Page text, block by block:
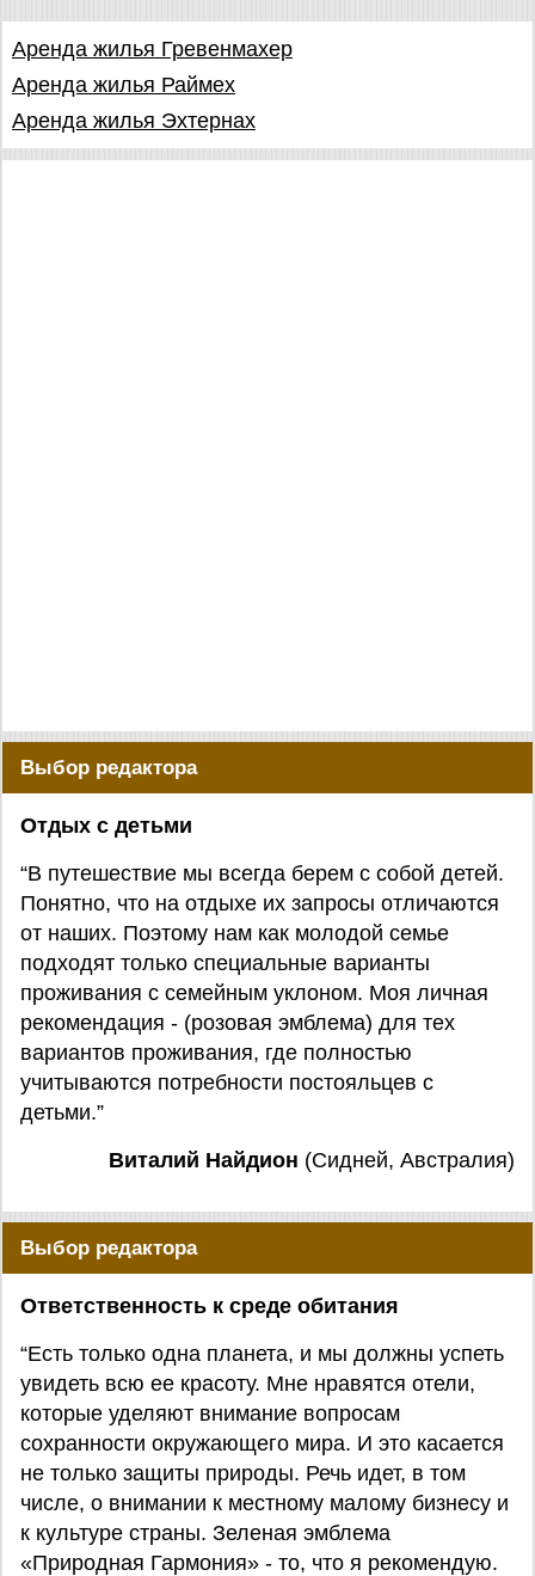
Аренда жилья Гревенмахер
Аренда жилья Раймех
Аренда жилья Эхтернах
Выбор редактора
Отдых с детьми
“В путешествие мы всегда берем с собой детей.
Понятно, что на отдыхе их запросы отличаются
от наших. Поэтому нам как молодой семье
подходят только специальные варианты
проживания с семейным уклоном. Моя личная
рекомендация - (розовая эмблема) для тех
вариантов проживания, где полностью
учитываются потребности постояльцев с
детьми.”
Виталий Найдион (Сидней, Австралия)
Выбор редактора
Ответственность к среде обитания
“Есть только одна планета, и мы должны успеть
увидеть всю ее красоту. Мне нравятся отели,
которые уделяют внимание вопросам
сохранности окружающего мира. И это касается
не только защиты природы. Речь идет, в том
числе, о внимании к местному малому бизнесу и
к культуре страны. Зеленая эмблема
«Природная Гармония» - то, что я рекомендую.